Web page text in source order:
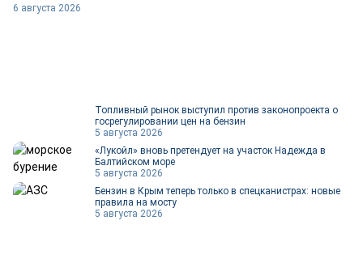
6 августа 2026
Топливный рынок выступил против законопроекта о
госрегулировании цен на бензин
5 августа 2026
«Лукойл» вновь претендует на участок Надежда в
Балтийском море
5 августа 2026
Бензин в Крым теперь только в спецканистрах: новые
правила на мосту
5 августа 2026